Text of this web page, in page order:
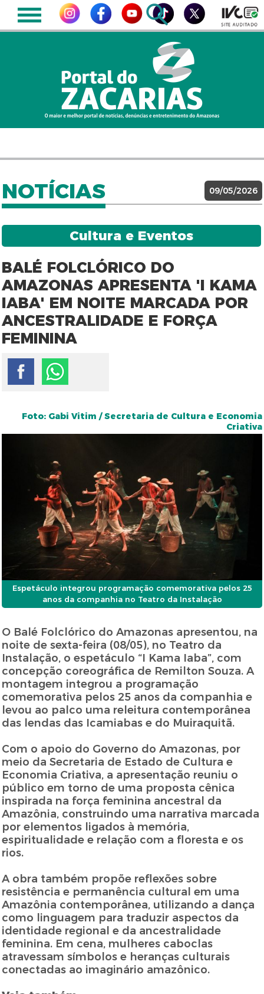
NOTÍCIAS 09/05/2026
Cultura e Eventos
BALÉ FOLCLÓRICO DO
AMAZONAS APRESENTA 'I KAMA
IABA' EM NOITE MARCADA POR
ANCESTRALIDADE E FORÇA
FEMININA
Foto: Gabi Vitim / Secretaria de Cultura e Economia
Criativa
Espetáculo integrou programação comemorativa pelos 25
anos da companhia no Teatro da Instalação
O Balé Folclórico do Amazonas apresentou, na
noite de sexta-feira (08/05), no Teatro da
Instalação, o espetáculo “I Kama Iaba”, com
concepção coreográfica de Remilton Souza. A
montagem integrou a programação
comemorativa pelos 25 anos da companhia e
levou ao palco uma releitura contemporânea
das lendas das Icamiabas e do Muiraquitã.
Com o apoio do Governo do Amazonas, por
meio da Secretaria de Estado de Cultura e
Economia Criativa, a apresentação reuniu o
público em torno de uma proposta cênica
inspirada na força feminina ancestral da
Amazônia, construindo uma narrativa marcada
por elementos ligados à memória,
espiritualidade e relação com a floresta e os
rios.
A obra também propõe reflexões sobre
resistência e permanência cultural em uma
Amazônia contemporânea, utilizando a dança
como linguagem para traduzir aspectos da
identidade regional e da ancestralidade
feminina. Em cena, mulheres caboclas
atravessam símbolos e heranças culturais
conectadas ao imaginário amazônico.